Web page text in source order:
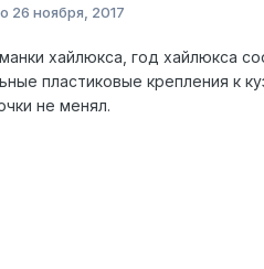
26 ноября, 2017
хайлюкса, год хайлюкса
пластиковые крепления к
не менял.